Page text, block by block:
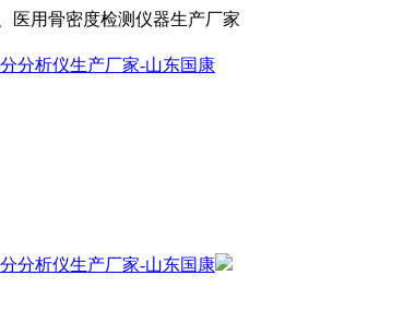
医用骨密度检测仪器生产厂家